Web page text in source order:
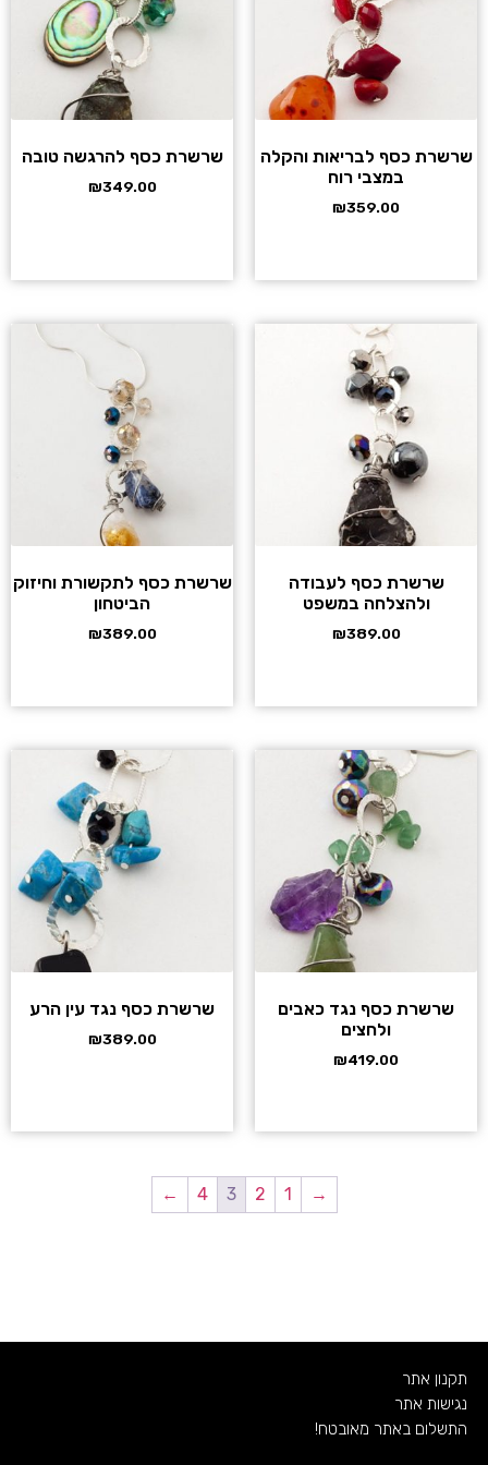
שרשרת כסף לבריאות והקלה
במצבי רוח
₪359.00
שרשרת כסף להרגשה טובה
₪349.00
שרשרת כסף לעבודה
ולהצלחה במשפט
₪389.00
שרשרת כסף לתקשורת וחיזוק
הביטחון
₪389.00
שרשרת כסף נגד כאבים
ולחצים
₪419.00
שרשרת כסף נגד עין הרע
₪389.00
→
1
2
3
4
←
תקנון אתר
נגישות אתר
התשלום באתר מאובטח!